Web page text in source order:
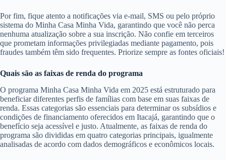
Por fim, fique atento a notificações via e-mail, SMS ou pelo próprio
sistema do Minha Casa Minha Vida, garantindo que você não perca
nenhuma atualização sobre a sua inscrição. Não confie em terceiros
que prometam informações privilegiadas mediante pagamento, pois
fraudes também têm sido frequentes. Priorize sempre as fontes oficiais!
Quais são as faixas de renda do programa
O programa Minha Casa Minha Vida em 2025 está estruturado para
beneficiar diferentes perfis de famílias com base em suas faixas de
renda. Essas categorias são essenciais para determinar os subsídios e
condições de financiamento oferecidos em Itacajá, garantindo que o
benefício seja acessível e justo. Atualmente, as faixas de renda do
programa são divididas em quatro categorias principais, igualmente
analisadas de acordo com dados demográficos e econômicos locais.